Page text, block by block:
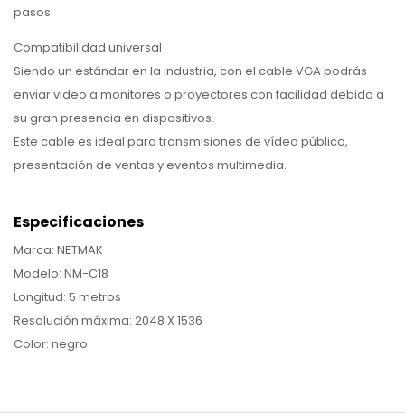
pasos.
Compatibilidad universal
Siendo un estándar en la industria, con el cable VGA podrás
enviar video a monitores o proyectores con facilidad debido a
su gran presencia en dispositivos.
Este cable es ideal para transmisiones de vídeo público,
presentación de ventas y eventos multimedia.
Especificaciones
Marca: NETMAK
Modelo: NM-C18
Longitud: 5 metros
Resolución máxima: 2048 X 1536
Color: negro